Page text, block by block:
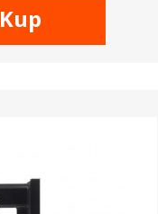
Kup